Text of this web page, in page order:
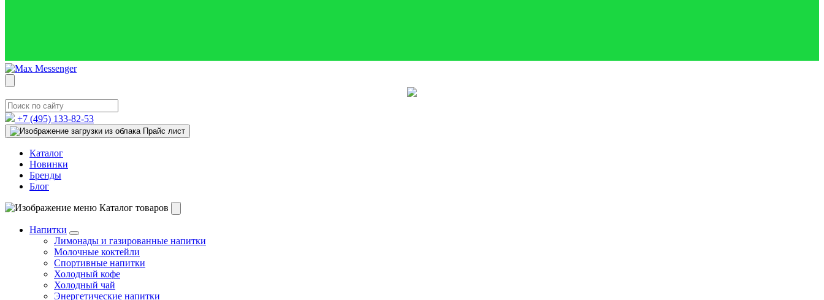
+7 (495) 133-82-53
Прайс лист
Каталог
Новинки
Бренды
Блог
Каталог товаров
Напитки
Лимонады и газированные напитки
Молочные коктейли
Спортивные напитки
Холодный кофе
Холодный чай
Энергетические напитки